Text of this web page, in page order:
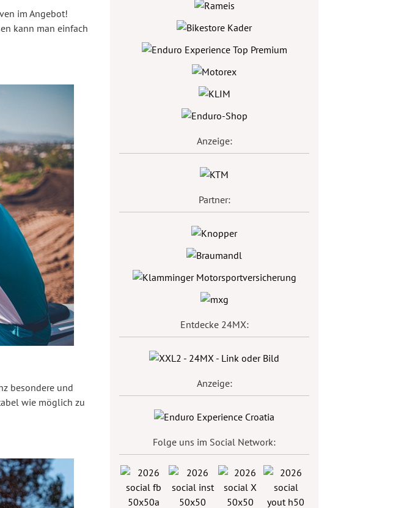
im Angebot!
kann man einfach
besondere und
wie möglich zu
Anzeige:
Partner:
Entdecke 24MX:
Anzeige:
Folge uns im Social Network: